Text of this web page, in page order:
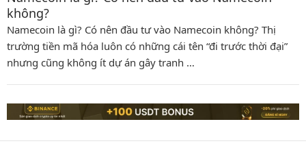
không?
Namecoin là gì? Có nên đầu tư vào Namecoin không? Thị
trường tiền mã hóa luôn có những cái tên “đi trước thời đại”
nhưng cũng không ít dự án gây tranh …